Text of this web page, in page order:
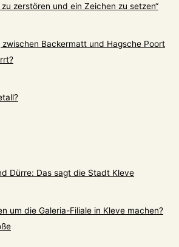
zerstören und ein Zeichen zu setzen“
Backermatt und Hagsche Poort
Dürre: Das sagt die Stadt Kleve
um die Galeria-Filiale in Kleve machen?